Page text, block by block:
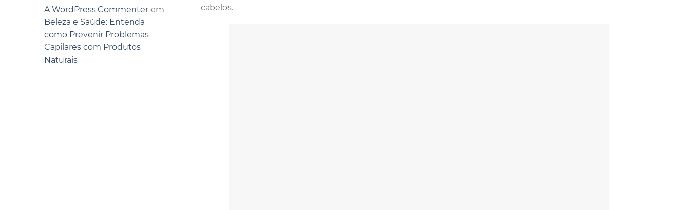
A WordPress Commenter em
Beleza e Saúde: Entenda
como Prevenir Problemas
Capilares com Produtos
Naturais
cabelos.